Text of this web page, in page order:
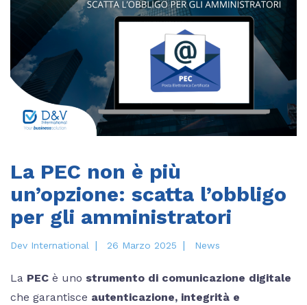
La PEC non è più
un’opzione: scatta l’obbligo
per gli amministratori
Dev International | 26 Marzo 2025 | News
La PECè uno strumento di comunicazione digitale
che garantisce autenticazione, integrità e